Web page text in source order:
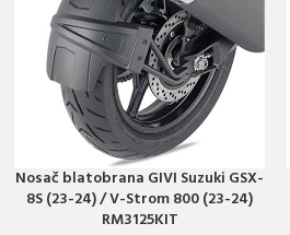
PORUČI ODMAH
Nosač blatobrana GIVI Suzuki GSX-
8S (23-24) / V-Strom 800 (23-24)
RM3125KIT